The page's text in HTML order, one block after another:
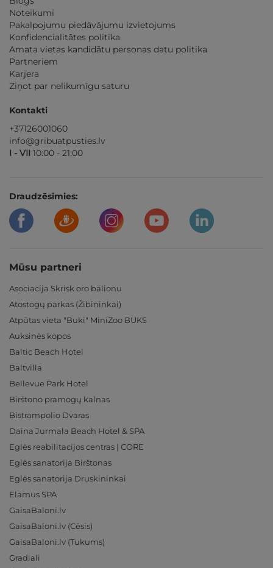
Noteikumi
Pakalpojumu piedāvājumu izvietojums
Konfidencialitātes politika
Amata vietas kandidātu personas datu politika
Partneriem
Karjera
Ziņot par nelikumīgu saturu
Kontakti
+37126001060
info@gribuatpusties.lv
I - VII 10:00 - 21:00
Draudzēsimies:
Mūsu partneri
Asociacija Skrisk oro balionu
Atostogų parkas (Žibininkai)
Atpūtas vieta "Buki" MiniZoo BUKS
Auksinės kopos
Baltic Beach Hotel
Baltvilla
Bellevue Park Hotel
Birštono pramogų kalnas
Bistrampolio Dvaras
Daina Jurmala Beach Hotel & SPA
Eglės reabilitacijos centras | CORE
Eglės sanatorija Birštonas
Eglės sanatorija Druskininkai
Elamus SPA
GaisaBaloni.lv
GaisaBaloni.lv (Cēsis)
GaisaBaloni.lv (Tukums)
Gradiali